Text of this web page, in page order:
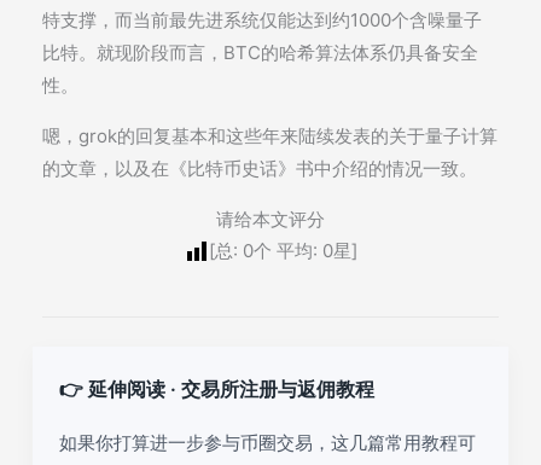
特支撑，而当前最先进系统仅能达到约1000个含噪量子
比特。就现阶段而言，BTC的哈希算法体系仍具备安全
性。
嗯，grok的回复基本和这些年来陆续发表的关于量子计算
的文章，以及在《比特币史话》书中介绍的情况一致。
请给本文评分
[总: 0个 平均: 0星]
👉 延伸阅读 · 交易所注册与返佣教程
如果你打算进一步参与币圈交易，这几篇常用教程可